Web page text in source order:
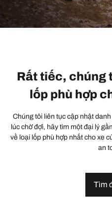
Rất tiếc, chúng
lốp phù hợp
Chúng tôi liên tục cập nhật
lúc chờ đợi, hãy tìm một đại lý
về loại lốp phù hợp nhất cho xe
an
Tìm